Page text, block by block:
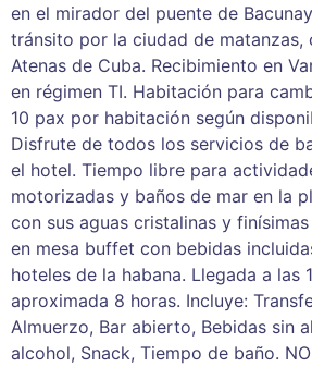
en el mirador del puente de
tránsito por la ciudad de matanzas,
Atenas de Cuba. Recibimiento en
en régimen TI. Habitación para
10 pax por habitación según
Disfrute de todos los servicios de
el hotel. Tiempo libre para
motorizadas y baños de mar en la
con sus aguas cristalinas y
en mesa buffet con bebidas
hoteles de la habana. Llegada a las
aproximada 8 horas. Incluye:
Almuerzo, Bar abierto, Bebidas sin
alcohol, Snack, Tiempo de baño.